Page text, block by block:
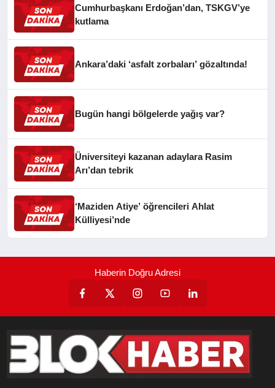
Cumhurbaşkanı Erdoğan’dan, TSKGV’ye
kutlama
Ankara’daki ‘asfalt zorbaları’ gözaltında!
Bugün hangi bölgelerde yağış var?
Üniversiteyi kazanan adaylara Rasim
Arı’dan tebrik
‘Maziden Atiye’ öğrencileri Ahlat
Külliyesi’nde
Haberin Doğru Adresi